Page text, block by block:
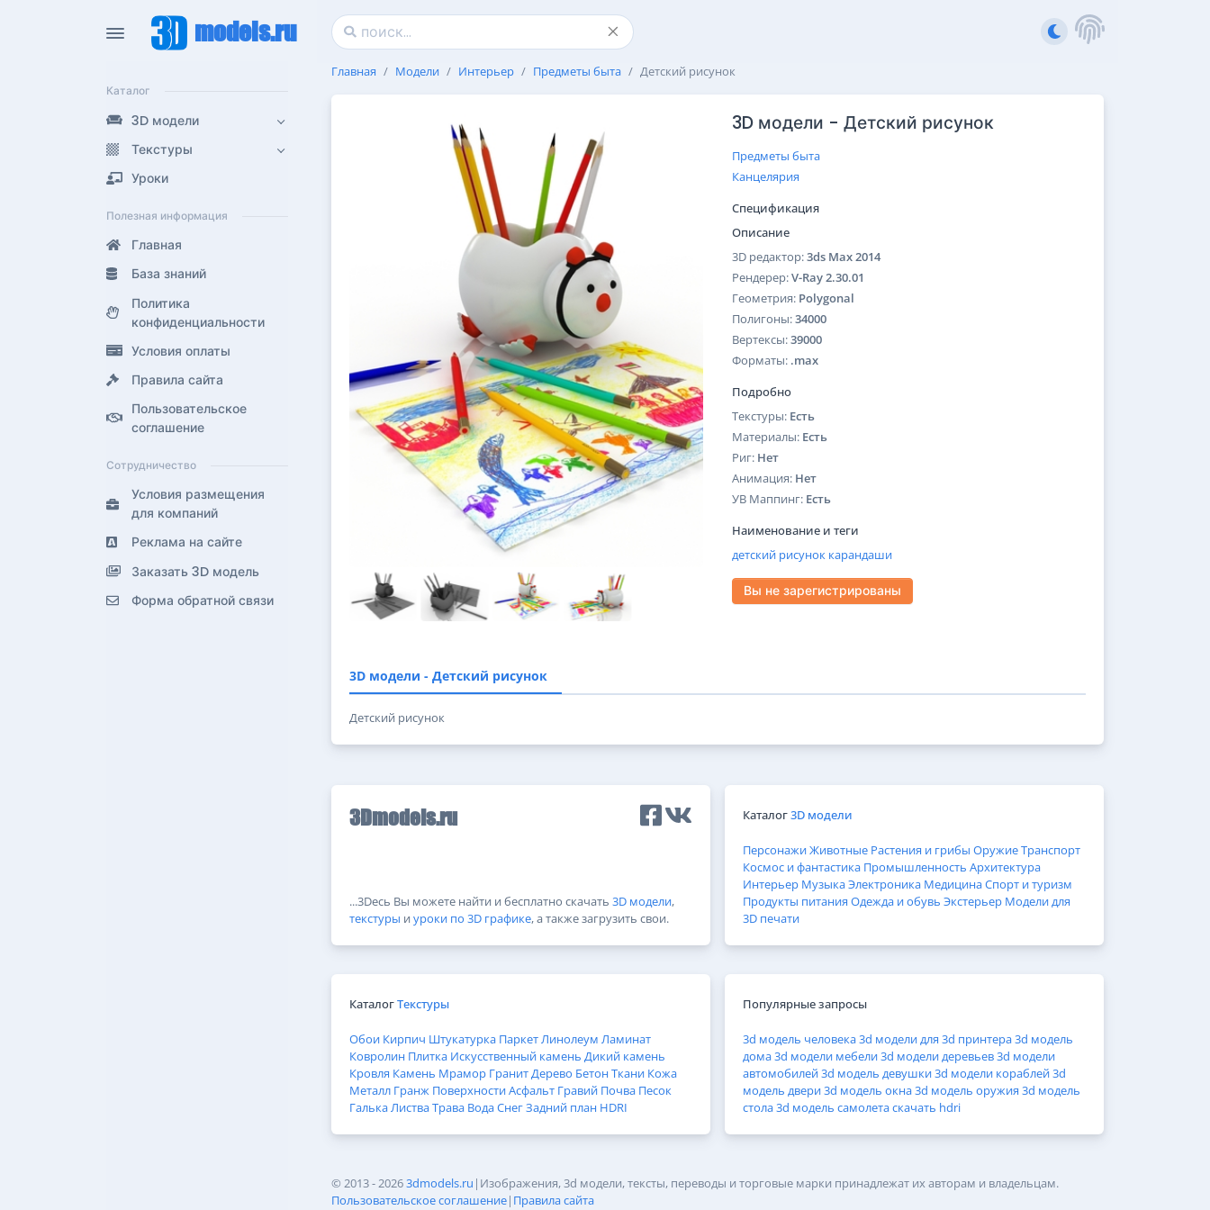
models.ru
Каталог
3D модели
Текстуры
Уроки
Полезная информация
Главная
База знаний
Политика
конфиденциальности
Условия оплаты
Правила сайта
Пользовательское
соглашение
Сотрудничество
Условия размещения
для компаний
Реклама на сайте
Заказать 3D модель
Форма обратной связи
Главная Модели Интерьер Предметы быта Детский рисунок
3D модели - Детский рисунок
Предметы быта
Канцелярия
Спецификация
Описание
3D редактор:3ds Max 2014
Рендерер:V-Ray 2.30.01
Геометрия: Polygonal
Полигоны:34000
Вертексы:39000
Форматы: .max
Подробно
Текстуры: Есть
Материалы: Есть
Риг: Нет
Анимация: Нет
УВ Маппинг: Есть
Наименование и теги
детский рисунок карандаши
Вы не зарегистрированы
3D модели - Детский рисунок
Детский рисунок
3Dmodels.ru
...3Dесь Вы можете найти и бесплатно скачать 3D модели,
текстуры и уроки по 3D графике, а также загрузить свои.
Каталог3D модели
ПерсонажиЖивотные Растения и грибы ОружиеТранспорт
Космос и фантастика Промышленность Архитектура
Интерьер МузыкаЭлектроника МедицинаСпорт и туризм
Продукты питания Одежда и обувь Экстерьер Модели для
3D печати
КаталогТекстуры
Обои Кирпич Штукатурка ПаркетЛинолеум Ламинат
Ковролин Плитка Искусственный камень Дикий камень
Кровля Камень Мрамор ГранитДерево БетонТкани Кожа
Металл Гранж ПоверхностиАсфальт Гравий Почва Песок
ГалькаЛистваТрава ВодаСнегЗадний план HDRI
Популярные запросы
3d модель человека3d модели для 3d принтера3d модель
дома3d модели мебели3d модели деревьев3d модели
автомобилей3d модель девушки3d модели кораблей3d
модель двери3d модель окна3d модель оружия 3d модель
стола3d модель самолетаскачать hdri
© 2013 - 20263dmodels.ru | Изображения, 3d модели, тексты, переводы и торговые марки принадлежат их авторам и владельцам.
Пользовательское соглашение| Правила сайта